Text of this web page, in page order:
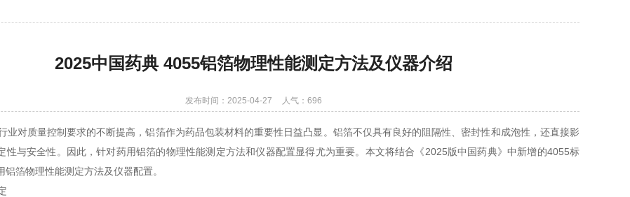
2025中国药典 4055铝箔物理性能测定方法及仪器介绍
发布时间：2025-04-27 人气：696
对质量控制要求的不断提高，铝箔作为药品包装材料的重要性日益凸显。铝箔不仅具有良好的阻隔性、密封性和成泡性，还直接影
性与安全性。因此，针对药用铝箔的物理性能测定方法和仪器配置显得尤为重要。本文将结合《2025版中国药典》中新增的4055标
铝箔物理性能测定方法及仪器配置。